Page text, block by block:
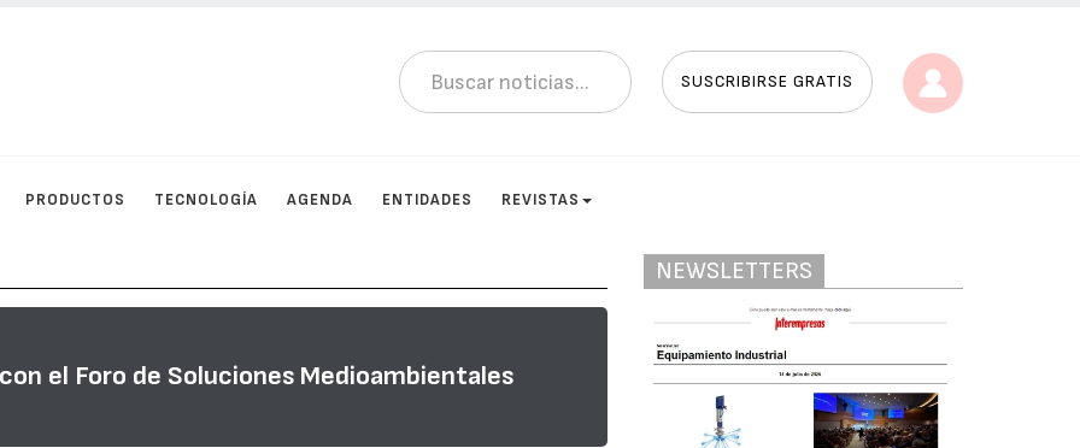
SUSCRIBIRSE GRATIS
PRODUCTOS TECNOLOGÍA AGENDA ENTIDADES REVISTAS
el Foro de Soluciones Medioambientales
NEWSLETTERS